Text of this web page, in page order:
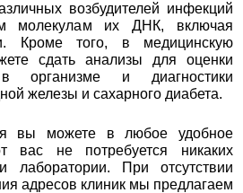
возбудителей инфекций
молекулам их ДНК, включая
Кроме того, в медицинскую
сдать анализы для оценки
организме и диагностики
железы и сахарного диабета.
вы можете в любое удобное
не потребуется никаких
лаборатории. При отсутствии
адресов клиник мы предлагаем